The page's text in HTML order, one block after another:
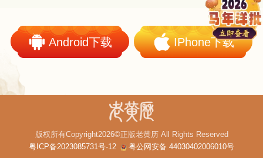
Android下载 IPhone下载
版权所有Copyright2026©正版老黄历 All Rights Reserved
粤ICP备2023085731号-12
粤公网安备 44030402006010号